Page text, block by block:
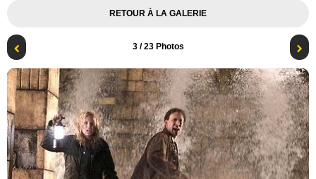
RETOUR À LA GALERIE
3/ 23 Photos